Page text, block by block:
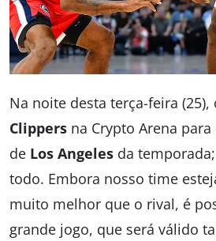
Na noite desta terça-feira (25),
Clippers na Crypto Arena
de Los Angeles da
todo. Embora nosso time
muito melhor que o rival, é
grande jogo, que será válido